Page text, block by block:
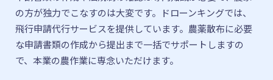
の方が独力でこなすのは大変です。ドローンキングでは、
飛行申請代行サービスを提供しています。農薬散布に必要
な申請書類の作成から提出まで一括でサポートしますの
で、本業の農作業に専念いただけます。